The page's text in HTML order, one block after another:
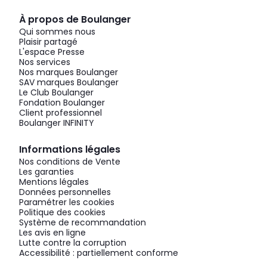
À propos de Boulanger
Qui sommes nous
Plaisir partagé
L'espace Presse
Nos services
Nos marques Boulanger
SAV marques Boulanger
Le Club Boulanger
Fondation Boulanger
Client professionnel
Boulanger INFINITY
Informations légales
Nos conditions de Vente
Les garanties
Mentions légales
Données personnelles
Paramétrer les cookies
Politique des cookies
Système de recommandation
Les avis en ligne
Lutte contre la corruption
Accessibilité : partiellement conforme